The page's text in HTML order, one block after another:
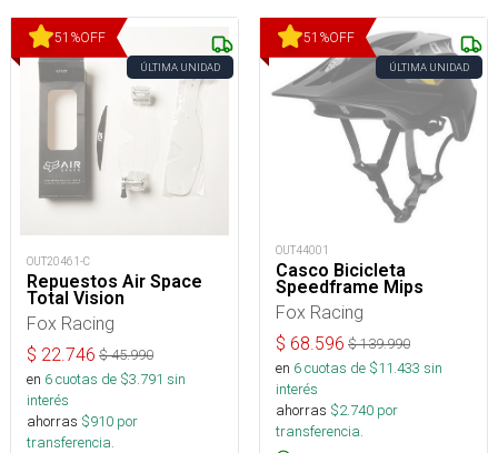
51 %OFF
ÚLTIMA UNIDAD
OUT20461-C
Repuestos Air Space
Total Vision
Fox Racing
$ 22.746 $45.990
en 6cuotas de $3.791 sin
interés
ahorras $910 por
transferencia.
51 %OFF
ÚLTIMA UNIDAD
OUT44001
Casco Bicicleta
Speedframe Mips
Fox Racing
$ 68.596 $139.990
en 6cuotas de $11.433 sin
interés
ahorras $2.740 por
transferencia.